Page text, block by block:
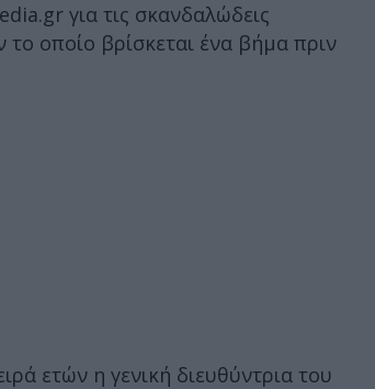
για τις σκανδαλώδεις
οποίο βρίσκεται ένα βήμα πριν
ετών η γενική διευθύντρια του